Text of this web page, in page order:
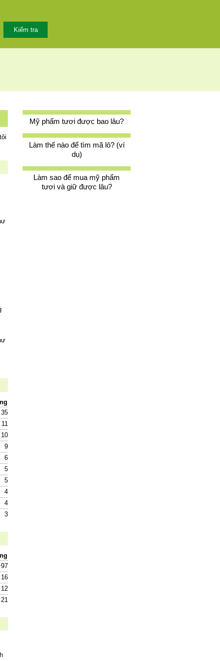
Mỹ phẩm tươi được bao lâu?
Làm thế nào để tìm mã lô? (ví
dụ)
Làm sao để mua mỹ phẩm
tươi và giữ được lâu?
35
11
10
9
6
5
5
4
4
3
16
12
21